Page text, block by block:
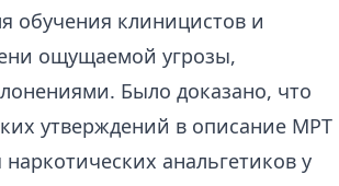
обучения клиницистов и
ощущаемой угрозы,
Было доказано, что
утверждений в описание МРТ
анальгетиков у